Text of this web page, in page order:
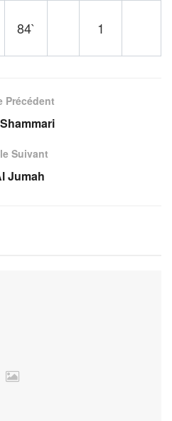
84` 1
Précédent
Suivant
Jumah